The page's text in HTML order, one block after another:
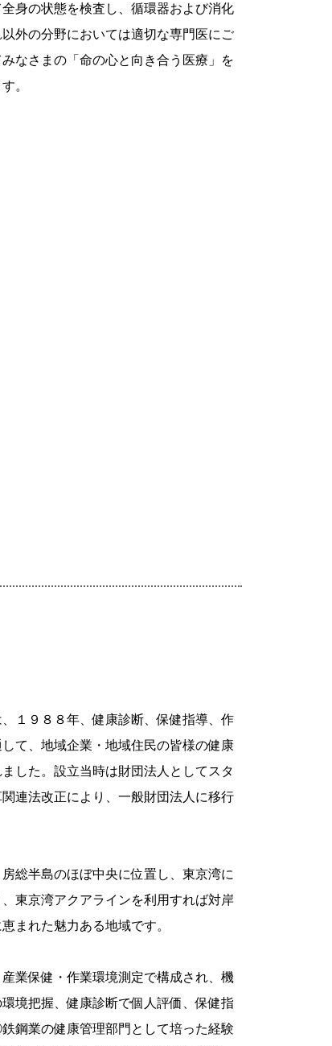
身の状態を検査し、循環器および消化
外の分野においては適切な専門医にご
なさまの「命の心と向き合う医療」を
。
１９８８年、健康診断、保健指導、作
て、地域企業・地域住民の皆様の健康
した。設立当時は財団法人としてスタ
連法改正により、一般財団法人に移行
総半島のほぼ中央に位置し、東京湾に
東京湾アクアラインを利用すれば対岸
まれた魅力ある地域です。
業保健・作業環境測定で構成され、機
境把握、健康診断で個人評価、保健指
鋼業の健康管理部門として培った経験